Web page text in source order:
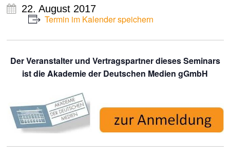
22. August 2017
Termin im Kalender speichern
Der Veranstalter und Vertragspartner dieses Seminars
ist die Akademie der Deutschen Medien gGmbH